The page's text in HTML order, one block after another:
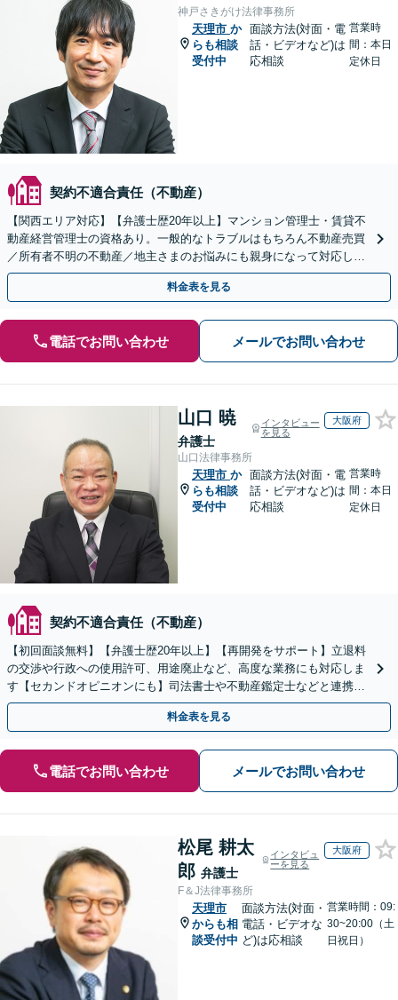
神戸さきがけ法律事務所
天理市 か
らも相談
受付中
面談方法(対面・電
話・ビデオなど)は
応相談
営業時
間：本日
定休日
契約不適合責任（不動産）
【関西エリア対応】【弁護士歴20年以上】マンション管理士・賃貸不
動産経営管理士の資格あり。一般的なトラブルはもちろん不動産売買
／所有者不明の不動産／地主さまのお悩みにも親身になって対応しま
す【夜間・休日の相談可】
料金表を見る
電話でお問い合わせ メールでお問い合わせ
山口 暁
弁護士
インタビュー
を見る
大阪府
山口法律事務所
天理市 か
らも相談
受付中
面談方法(対面・電
話・ビデオなど)は
応相談
営業時
間：本日
定休日
契約不適合責任（不動産）
【初回面談無料】【弁護士歴20年以上】【再開発をサポート】立退料
の交渉や行政への使用許可、用途廃止など、高度な業務にも対応しま
す【セカンドオピニオンにも】司法書士や不動産鑑定士などと連携。
農地や山林などもお任せください【枚方市駅6分】
料金表を見る
電話でお問い合わせ メールでお問い合わせ
松尾 耕太
郎 弁護士
インタビュ
ーを見る
大阪府
F＆J法律事務所
天理市
からも相
談受付中
面談方法(対面・
電話・ビデオな
ど)は応相談
営業時間：09:
30~20:00（土
日祝日）